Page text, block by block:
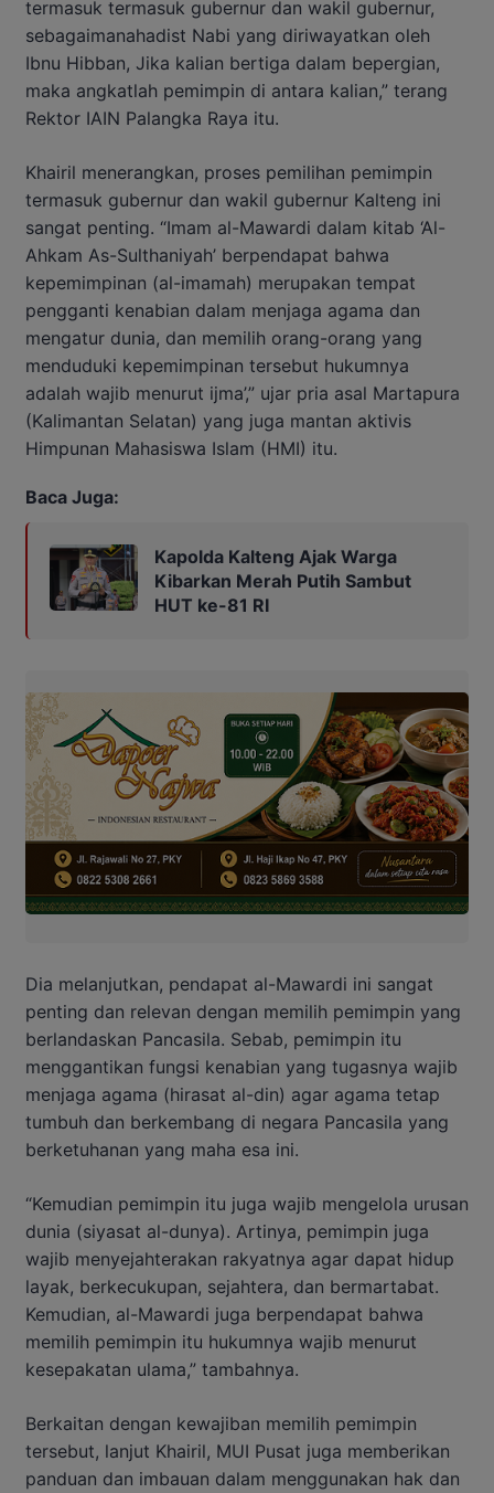
termasuk termasuk gubernur dan wakil gubernur,
sebagaimanahadist Nabi yang diriwayatkan oleh
Ibnu Hibban, Jika kalian bertiga dalam bepergian,
maka angkatlah pemimpin di antara kalian,” terang
Rektor IAIN Palangka Raya itu.
Khairil menerangkan, proses pemilihan pemimpin
termasuk gubernur dan wakil gubernur Kalteng ini
sangat penting. “Imam al-Mawardi dalam kitab ‘Al-
Ahkam As-Sulthaniyah’ berpendapat bahwa
kepemimpinan (al-imamah) merupakan tempat
pengganti kenabian dalam menjaga agama dan
mengatur dunia, dan memilih orang-orang yang
menduduki kepemimpinan tersebut hukumnya
adalah wajib menurut ijma’,” ujar pria asal Martapura
(Kalimantan Selatan) yang juga mantan aktivis
Himpunan Mahasiswa Islam (HMI) itu.
Baca Juga:
Kapolda Kalteng Ajak Warga
Kibarkan Merah Putih Sambut
HUT ke-81 RI
Dia melanjutkan, pendapat al-Mawardi ini sangat
penting dan relevan dengan memilih pemimpin yang
berlandaskan Pancasila. Sebab, pemimpin itu
menggantikan fungsi kenabian yang tugasnya wajib
menjaga agama (hirasat al-din) agar agama tetap
tumbuh dan berkembang di negara Pancasila yang
berketuhanan yang maha esa ini.
“Kemudian pemimpin itu juga wajib mengelola urusan
dunia (siyasat al-dunya). Artinya, pemimpin juga
wajib menyejahterakan rakyatnya agar dapat hidup
layak, berkecukupan, sejahtera, dan bermartabat.
Kemudian, al-Mawardi juga berpendapat bahwa
memilih pemimpin itu hukumnya wajib menurut
kesepakatan ulama,” tambahnya.
Berkaitan dengan kewajiban memilih pemimpin
tersebut, lanjut Khairil, MUI Pusat juga memberikan
panduan dan imbauan dalam menggunakan hak dan